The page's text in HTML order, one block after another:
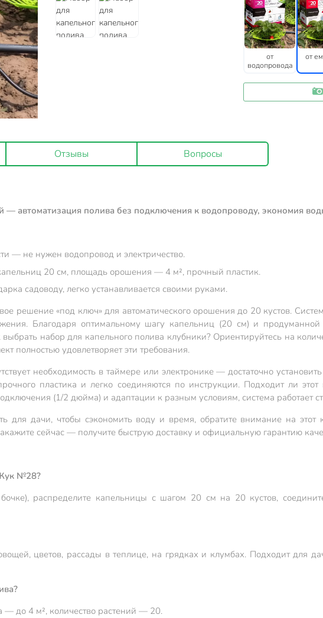
от
водопровода
от
Отзывы Вопросы
автоматизация полива без подключения к водопроводу, экономия
— не нужен водопровод и электричество.
20 см, площадь орошения — 4 м², прочный пластик.
садоводу, легко устанавливается своими руками.
«под ключ» для автоматического орошения до 20 кустов.
Благодаря оптимальному шагу капельниц (20 см) и
набор для капельного полива клубники? Ориентируйтесь на
полностью удовлетворяет эти требования.
необходимость в таймере или электронике — достаточно
пластика и легко соединяются по инструкции. Подходит ли
(1/2 дюйма) и адаптации к разным условиям, система работает
для дачи, чтобы сэкономить воду и время, обратите внимание на этот
сейчас — получите быструю доставку и официальную гарантию
№28?
распределите капельницы с шагом 20 см на 20 кустов,
цветов, рассады в теплице, на грядках и клумбах. Подходит для
до 4 м², количество растений — 20.